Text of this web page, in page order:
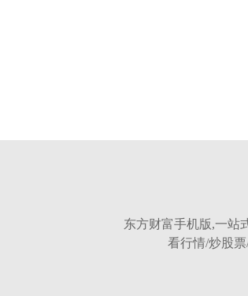
东方财富手机版,一站
看行情/炒股